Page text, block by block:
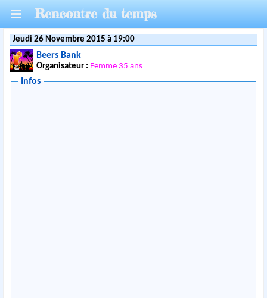
Rencontre du temps
Jeudi 26 Novembre 2015 à 19:00
Beers Bank
Organisateur : Femme 35 ans
Infos